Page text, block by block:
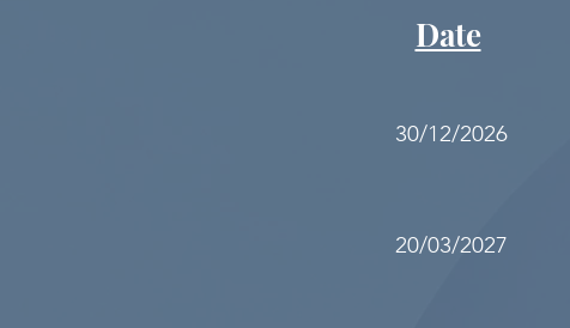
Date
30/12/2026
20/03/2027